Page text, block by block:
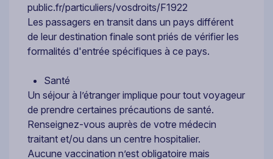
public.fr/particuliers/vosdroits/F1922
Les passagers en transit dans un pays différent
de leur destination finale sont priés de vérifier les
formalités d'entrée spécifiques à ce pays.
Santé
Un séjour à l’étranger implique pour tout voyageur
de prendre certaines précautions de santé.
Renseignez-vous auprès de votre médecin
traitant et/ou dans un centre hospitalier.
Aucune vaccination n’est obligatoire mais